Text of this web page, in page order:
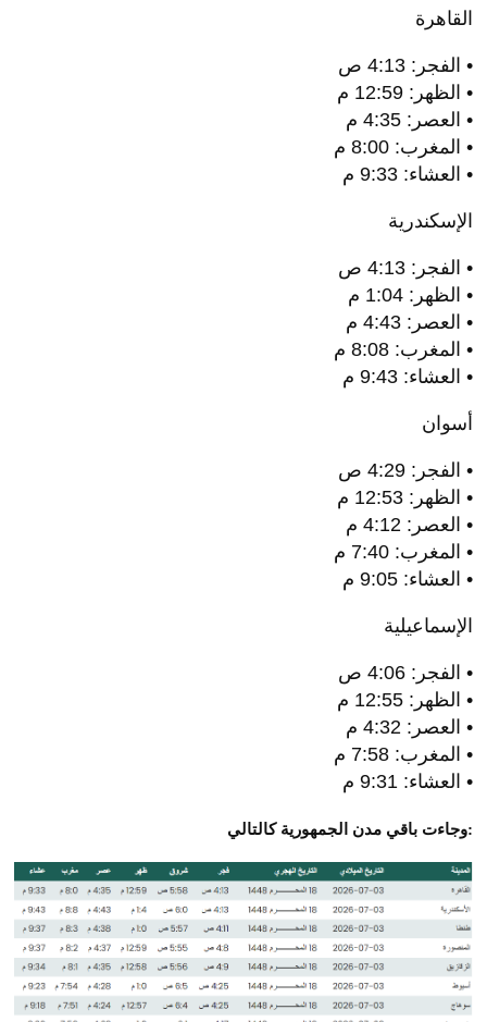
القاهرة
• الفجر: 4:13 ص
• الظهر: 12:59 م
• العصر: 4:35 م
• المغرب: 8:00 م
• العشاء: 9:33 م
الإسكندرية
• الفجر: 4:13 ص
• الظهر: 1:04 م
• العصر: 4:43 م
• المغرب: 8:08 م
• العشاء: 9:43 م
أسوان
• الفجر: 4:29 ص
• الظهر: 12:53 م
• العصر: 4:12 م
• المغرب: 7:40 م
• العشاء: 9:05 م
الإسماعيلية
• الفجر: 4:06 ص
• الظهر: 12:55 م
• العصر: 4:32 م
• المغرب: 7:58 م
• العشاء: 9:31 م
وجاءت باقي مدن الجمهورية كالتالي: